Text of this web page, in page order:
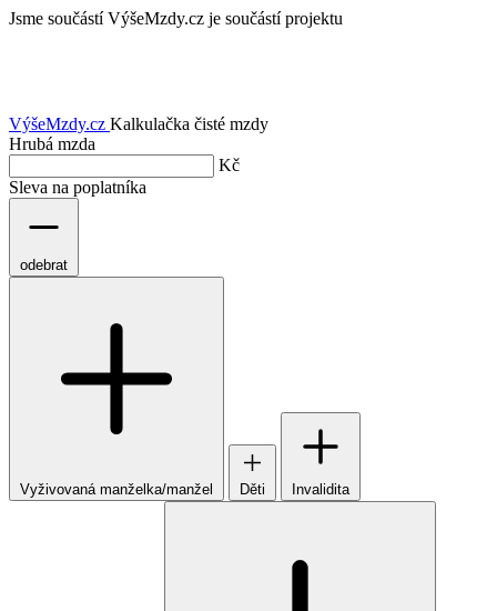
Jsme součástí VýšeMzdy.cz je součástí projektu
VýšeMzdy.cz Kalkulačka čisté mzdy
Hrubá mzda
Kč
Sleva na poplatníka
odebrat
Vyživovaná manželka/manžel Děti Invalidita